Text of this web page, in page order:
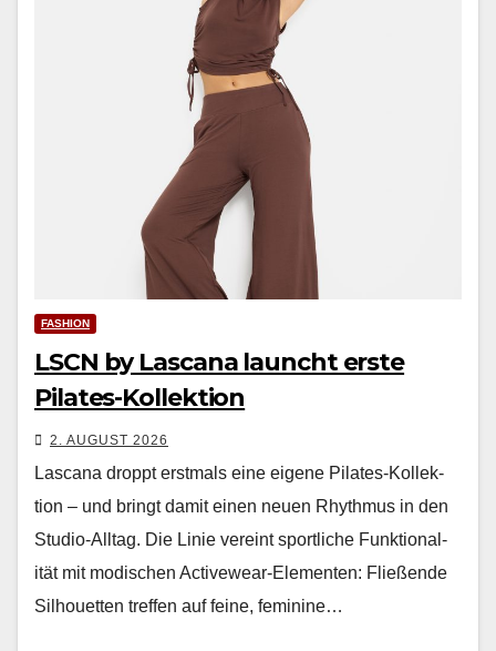
FASHION
LSCN by Lascana launcht erste
Pilates-Kollektion
2. AUGUST 2026
Las­cana droppt erst­mals eine eigene Pilates-Kollek­
tion – und bringt damit einen neuen Rhyth­mus in den
Stu­dio-All­t­ag. Die Lin­ie vere­int sportliche Funk­tion­al­
ität mit modis­chen Activewear-Ele­menten: Fließende
Sil­hou­et­ten tre­f­fen auf feine, fem­i­nine…